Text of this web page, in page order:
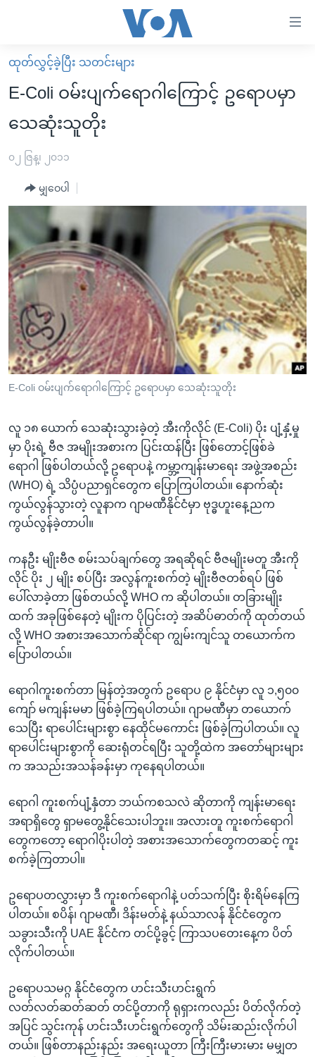
လွယ်ကူ
စေ
များ
အကြောင်းအရာ
ကျော်
ကြည့်
ရန်
ပင်မ
အ
ညွန်း
စာမျက်နှာ
သို့
ရန်
ရှာဖွေ
ရန်
နေရာ
သို့
ကျော်
မူလစာမျက်နှာ
မြန်မာ
ကမ္ဘာ့သတင်းများ
နိုင်ငံတကာ
အစ္စရေး-ပါလက်စတိုင်း
ဗွီဒီယို
ရပ်ဝန်းတခု လမ်းတခု အလွန်
အင်္ဂလိပ်စာလေ့လာမယ်
အမေရိကန်သုံးအီဒီယံ
မကြေးမုံရဲ့ အင်္ဂလိပ်စာ
ရုပ်ရှင်ထဲက အင်္ဂလိပ်စာ
သုတပဒေသာ အင်္ဂလိပ်စာ
အပတ်စဉ်ကဏ္ဍများ
ရေဒီယို
တီဗွီ
ရေဒီယိုနှင့်ရုပ်သံ အချက်အလက်များ
ရေဒီယို/တီဗွီအစီအစဉ်
Learning English
ဗွီအိုအေ လူမှုကွန်ယက်များ
ဘာသာစကားများ
ထုတ်လွှင့်ခဲ့ပြီး သတင်းများ
E-Coli ဝမ်းပျက်ရောဂါကြောင့် ဥရောပမှာ
သေဆုံးသူတိုး
၀၂ ဇြန္၊ ၂၀၁၁
မျှဝေပါ
E-Coli ဝမ်းပျက်ရောဂါကြောင့် ဥရောပမှာ သေဆုံးသူတိုး
လူ ၁၈ ယောက် သေဆုံးသွားခဲ့တဲ့ အီးကိုလိုင် (E-Coli) ပိုး ပျံ့နှံ့မှု
မှာ ပိုးရဲ့ ဗီဇ အမျိုးအစားက ပြင်းထန်ပြီး ဖြစ်တောင့်ဖြစ်ခဲ
ရောဂါ ဖြစ်ပါတယ်လို့ ဥရောပနဲ့ ကမ္ဘာ့ကျန်းမာရေး အဖွဲ့အစည်း
(WHO) ရဲ့ သိပ္ပံပညာရှင်တွေက ပြောကြပါတယ်။ နောက်ဆုံး
ကွယ်လွန်သွားတဲ့ လူနာက ဂျာမဏီနိုင်ငံမှာ ဗုဒ္ဓဟူးနေ့ညက
ကွယ်လွန်ခဲ့တာပါ။
ကနဦး မျိုးဗီဇ စမ်းသပ်ချက်တွေ အရဆိုရင် ဗီဇမျိုးမတူ အီးကို
လိုင် ပိုး ၂ မျိုး စပ်ပြီး အလွန်ကူးစက်တဲ့ မျိုးဗီဇတစ်ရပ် ဖြစ်
ပေါ်လာခဲ့တာ ဖြစ်တယ်လို့ WHO က ဆိုပါတယ်။ တခြားမျိုး
ထက် အခုဖြစ်နေတဲ့ မျိုးက ပိုပြင်းတဲ့ အဆိပ်ဓာတ်ကို ထုတ်တယ်
လို့ WHO အစားအသောက်ဆိုင်ရာ ကျွမ်းကျင်သူ တယောက်က
ပြောပါတယ်။
ရောဂါကူးစက်တာ မြန်တဲ့အတွက် ဥရောပ ၉ နိုင်ငံမှာ လူ ၁,၅၀၀
ကျော် မကျန်းမမာ ဖြစ်ခဲ့ကြရပါတယ်။ ဂျာမဏီမှာ တယောက်
သေပြီး ရာပေါင်းများစွာ နေထိုင်မကောင်း ဖြစ်ခဲ့ကြပါတယ်။ လူ
ရာပေါင်းများစွာကို ဆေးရုံတင်ရပြီး သူတို့ထဲက အတော်များများ
က အသည်းအသန်ခန်းမှာ ကုနေရပါတယ်။
ရောဂါ ကူးစက်ပျံ့နှံတာ ဘယ်ကစသလဲ ဆိုတာကို ကျန်းမာရေး
အရာရှိတွေ ရှာမတွေ့နိုင်သေးပါဘူး။ အလားတူ ကူးစက်ရောဂါ
တွေကတော့ ရောဂါပိုးပါတဲ့ အစားအသောက်တွေကတဆင့် ကူး
စက်ခဲ့ကြတာပါ။
ဥရောပတလွှားမှာ ဒီ ကူးစက်ရောဂါနဲ့ ပတ်သက်ပြီး စိုးရိမ်နေကြ
ပါတယ်။ စပိန်၊ ဂျာမဏီ၊ ဒိန်းမတ်နဲ့ နယ်သာလန် နိုင်ငံတွေက
သခွားသီးကို UAE နိုင်ငံက တင်ပို့ခွင့် ကြာသပတေးနေ့က ပိတ်
လိုက်ပါတယ်။
ဥရောပသမဂ္ဂ နိုင်ငံတွေက ဟင်းသီးဟင်းရွက်
လတ်လတ်ဆတ်ဆတ် တင်ပို့တာကို ရုရှားကလည်း ပိတ်လိုက်တဲ့
အပြင် သွင်းကုန် ဟင်းသီးဟင်းရွက်တွေကို သိမ်းဆည်းလိုက်ပါ
တယ်။ ဖြစ်တာနည်းနည်း အရေးယူတာ ကြီးကြီးမားမား မမျှတ